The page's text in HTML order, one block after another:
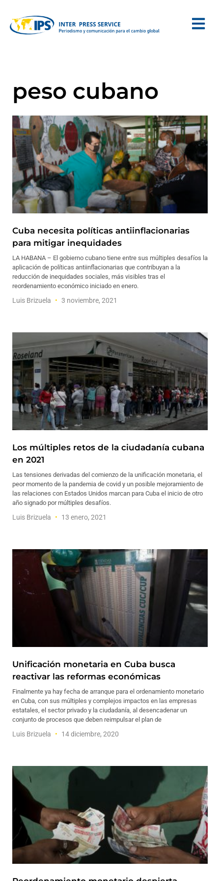
peso cubano
Cuba necesita políticas antiinflacionarias
para mitigar inequidades
LA HABANA – El gobierno cubano tiene entre sus múltiples desafíos la
aplicación de políticas antiinflacionarias que contribuyan a la
reducción de inequidades sociales, más visibles tras el
reordenamiento económico iniciado en enero.
Luis Brizuela 3 noviembre, 2021
Los múltiples retos de la ciudadanía cubana
en 2021
Las tensiones derivadas del comienzo de la unificación monetaria, el
peor momento de la pandemia de covid y un posible mejoramiento de
las relaciones con Estados Unidos marcan para Cuba el inicio de otro
año signado por múltiples desafíos.
Luis Brizuela 13 enero, 2021
Unificación monetaria en Cuba busca
reactivar las reformas económicas
Finalmente ya hay fecha de arranque para el ordenamiento monetario
en Cuba, con sus múltiples y complejos impactos en las empresas
estatales, el sector privado y la ciudadanía, al desencadenar un
conjunto de procesos que deben reimpulsar el plan de
Luis Brizuela 14 diciembre, 2020